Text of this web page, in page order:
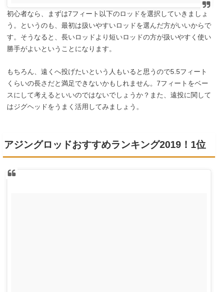
初心者なら、まずは7フィート以下のロッドを選択していきましょ
う。というのも、最初は扱いやすいロッドを選んだ方がいいからで
す。そうなると、 長いロッドより短いロッドの方が扱いやすく使い
勝手がよいということになります。
もちろん、遠くへ投げたいという人もいると思うので5.5フィート
くらいの長さだと満足できないかもしれません。7フィートをベー
スにして考えるといいのではないでしょうか？また、遠投に関して
はジグヘッドをうまく活用してみましょう。
アジングロッドおすすめランキング2019！1位